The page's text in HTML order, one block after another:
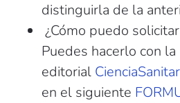
distinguirla de la
¿Cómo puedo
Puedes hacerlo con la
editorial
en el siguiente